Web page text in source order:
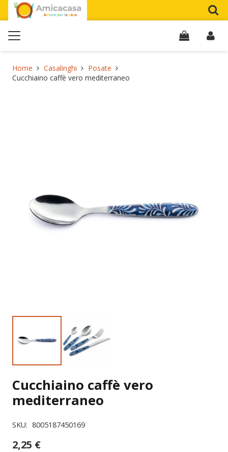
Home Casalinghi
Posate
Cucchiaino caffè vero mediterraneo
Cucchiaino caffè vero
mediterraneo
SKU: 8005187450169
2,25 €